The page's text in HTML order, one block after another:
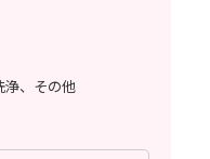
浄、その他